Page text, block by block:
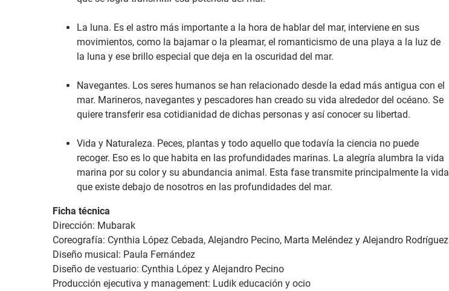
La luna. Es el astro más importante a la hora de hablar del mar, interviene en sus
movimientos, como la bajamar o la pleamar, el romanticismo de una playa a la luz de
la luna y ese brillo especial que deja en la oscuridad del mar.
Navegantes. Los seres humanos se han relacionado desde la edad más antigua con el
mar. Marineros, navegantes y pescadores han creado su vida alrededor del océano. Se
quiere transferir esa cotidianidad de dichas personas y así conocer su libertad.
Vida y Naturaleza. Peces, plantas y todo aquello que todavía la ciencia no puede
recoger. Eso es lo que habita en las profundidades marinas. La alegría alumbra la vida
marina por su color y su abundancia animal. Esta fase transmite principalmente la vida
que existe debajo de nosotros en las profundidades del mar.
Ficha técnica
Dirección: Mubarak
Coreografía: Cynthia López Cebada, Alejandro Pecino, Marta Meléndez y Alejandro Rodríguez
Diseño musical: Paula Fernández
Diseño de vestuario: Cynthia López y Alejandro Pecino
Producción ejecutiva y management: Ludik educación y ocio